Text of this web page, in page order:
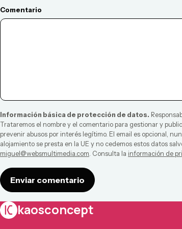
Comentario
Información básica de protección de datos.
Trataremos el nombre y el comentario para gestionar y
prevenir abusos por interés legítimo. El email es opcional,
alojamiento se presta en la UE y no cedemos estos datos
miguel@websmultimedia.com . Consulta la información de
Enviar comentario
kaosconcept